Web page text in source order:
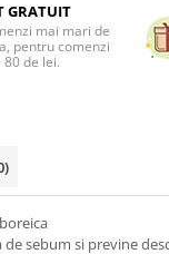
GRATUIT
mai mari de
pentru comenzi
de lei.
de sebum si previne